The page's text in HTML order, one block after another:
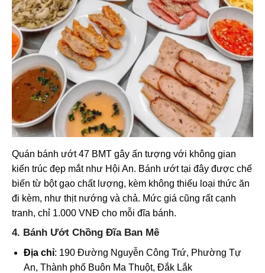
Quán bánh ướt 47 BMT gây ấn tượng với không gian
kiến trúc đẹp mắt như Hội An. Bánh ướt tại đây được chế
biến từ bột gạo chất lượng, kèm không thiếu loại thức ăn
đi kèm, như thịt nướng và chả. Mức giá cũng rất cạnh
tranh, chỉ 1.000 VNĐ cho mỗi đĩa bánh.
4. Bánh Ướt Chồng Đĩa Ban Mê
Địa chỉ: 190 Đường Nguyễn Công Trứ, Phường Tự
An, Thành phố Buôn Ma Thuột, Đắk Lắk